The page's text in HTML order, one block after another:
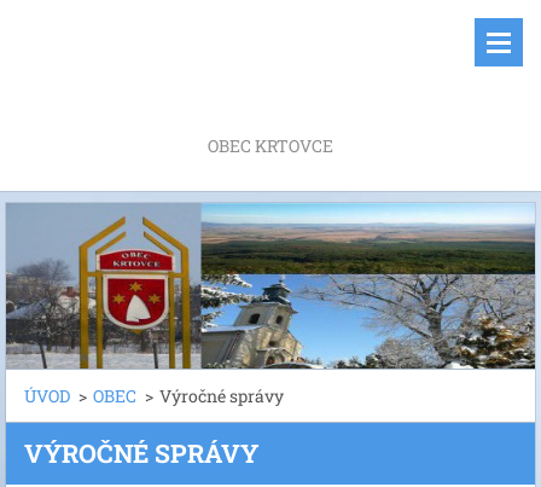
OBEC KRTOVCE
ÚVOD > OBEC > Výročné správy
VÝROČNÉ SPRÁVY